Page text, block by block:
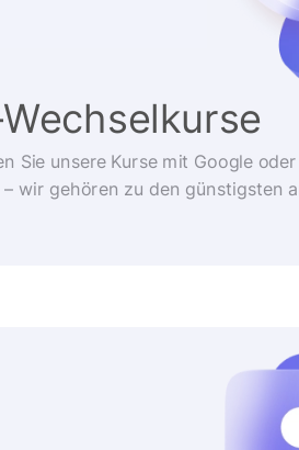
Sie unsere Kurse mit Google
wir gehören zu den günstigsten